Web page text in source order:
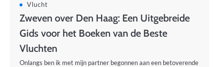
Vlucht
Zweven over Den Haag: Een Uitgebreide
Gids voor het Boeken van de Beste
Vluchten
Onlangs ben ik met mijn partner begonnen aan een betoverende